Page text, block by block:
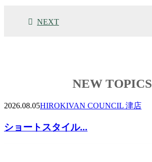
NEXT
NEW TOPICS
2026.08.05HIROKIVAN COUNCIL 津店
ショートスタイル...